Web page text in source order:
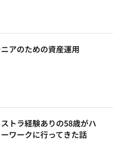
アのための資産運用
ストラ経験ありの58歳がハ
ワークに行ってきた話